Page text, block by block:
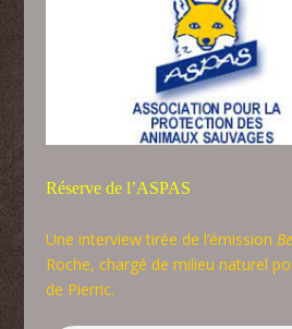
Réserve de l’ASPAS
Une interview tirée de l’émission
Roche, chargé de milieu naturel
de Pierric.